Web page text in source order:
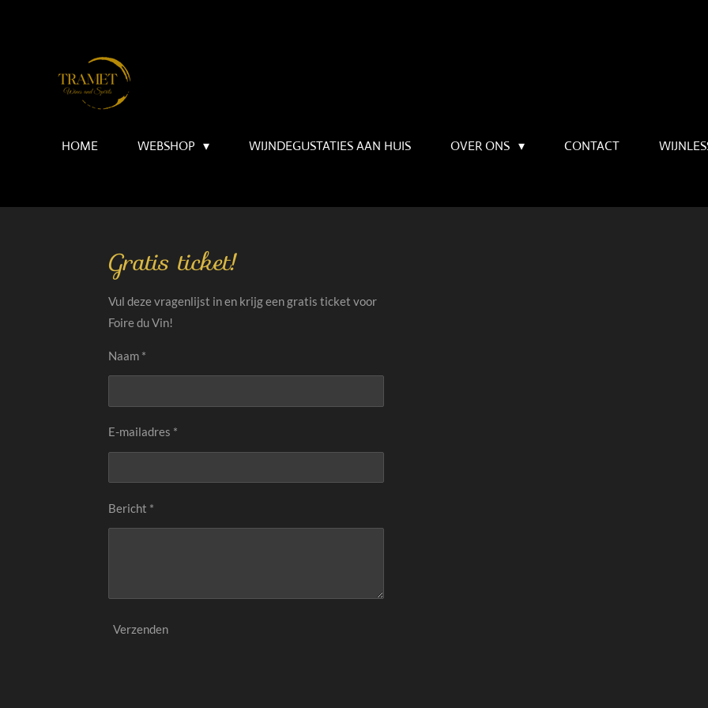
HOME WEBSHOP WIJNDEGUSTATIES AAN HUIS OVER ONS CONTACT
Gratis ticket!
Vul deze vragenlijst in en krijg een gratis ticket voor
Foire du Vin!
Naam *
E-mailadres *
Bericht *
Verzenden